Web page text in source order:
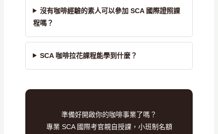
沒有咖啡經驗的素人可以參加 SCA 國際證照課
程嗎？
SCA 咖啡拉花課程能學到什麼？
準備好開啟你的咖啡事業了嗎？
專業 SCA 國際考官親自授課，小班制名額